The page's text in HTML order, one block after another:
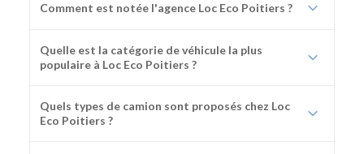
Comment est notée l'agence Loc Eco Poitiers ?
Quelle est la catégorie de véhicule la plus
populaire à Loc Eco Poitiers ?
Quels types de camion sont proposés chez Loc
Eco Poitiers ?